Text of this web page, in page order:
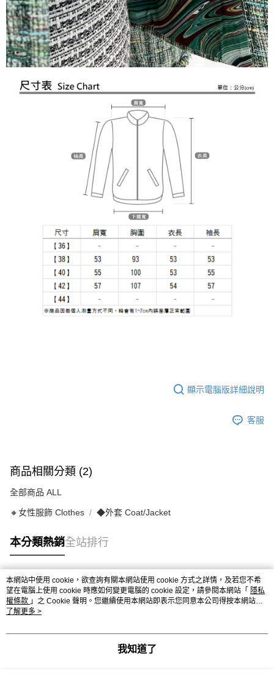
顯示電腦版詳細說明
客服
商品相關分類 (2)
全部商品 ALL
🔸女性服飾 Clothes ◆外套 Coat/Jacket
本分類熱銷全站排行
熱門標籤
本網站中使用 cookie，欲查詢有關本網站使用 cookie 方式之詳情，及若您不希
望在電腦上使用 cookie 時應如何變更電腦的 cookie 設定，請參閱本網站「 隱私
權條款 」之 Cookie 聲明。您繼續使用本網站即表示您同意本公司得按本網站使
用條款之 Cookie 聲明使用 cookie。
了解更多 >
我知道了